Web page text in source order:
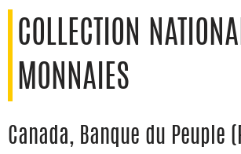
COLLECTION
MONNAIES
Canada, Banque du Peuple